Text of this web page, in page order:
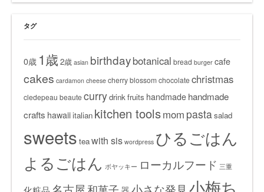
タグ
0歳 1歳 2歳 asian birthdaybotanical bread burger cafe
cakes cardamon cheese cherry blossomchocolatechristmas
cledepeau beautecurrydrink fruits handmade handmade
crafts hawaiiitalian kitchen toolsmom pastasalad
sweets teawith sis wordpress ひるごはん
よるごはん ボヤッキー ローカルフード 三重
和菓子 小さな発見 小梅ち